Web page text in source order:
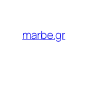
content
marbe.gr